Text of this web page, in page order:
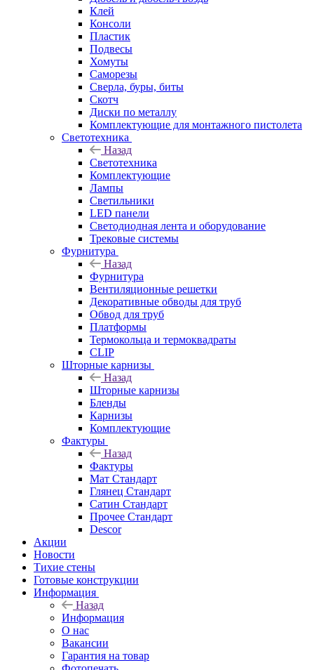
Клей
Консоли
Пластик
Подвесы
Хомуты
Саморезы
Сверла, буры, биты
Скотч
Диски по металлу
Комплектующие для монтажного пистолета
Светотехника
Назад
Светотехника
Комплектующие
Лампы
Светильники
LED панели
Светодиодная лента и оборудование
Трековые системы
Фурнитура
Назад
Фурнитура
Вентиляционные решетки
Декоративные обводы для труб
Обвод для труб
Платформы
Термокольца и термоквадраты
CLIP
Шторные карнизы
Назад
Шторные карнизы
Бленды
Карнизы
Комплектующие
Фактуры
Назад
Фактуры
Мат Стандарт
Глянец Стандарт
Сатин Стандарт
Прочее Стандарт
Descor
Акции
Новости
Тихие стены
Готовые конструкции
Информация
Назад
Информация
О нас
Вакансии
Гарантия на товар